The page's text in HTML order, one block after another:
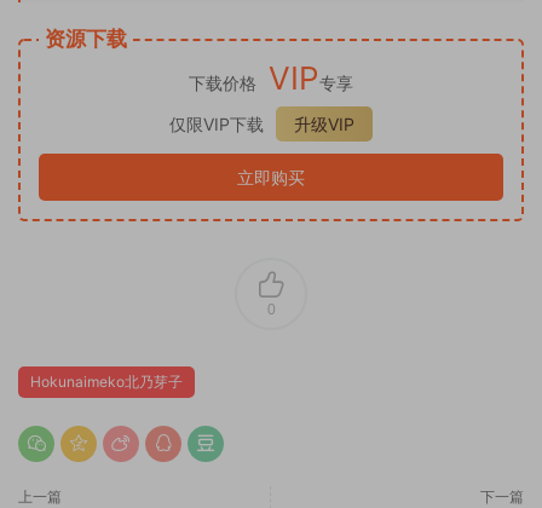
资源下载
下载价格 VIP专享
仅限VIP下载
升级VIP
立即购买
0
Hokunaimeko北乃芽子
上一篇 下一篇